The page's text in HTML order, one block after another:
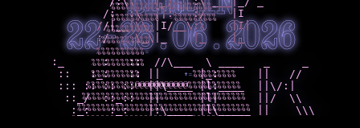
########@%%###
########%######
#### * **+
##@# ###
.######*
### ...
## @@%%###
#####**########%%%.
#############%%@@%@
#############%%%####-
* # # # # # # # ######% # # # # ##
             /:  :\  ||:   :/    |I
            //|__|\\ |I/__\:\    |I|
            :/    \_\|_    |_    |_
     :_      :   ::  //\___  \ ____   _     _
      ::   :_:   :: ||      |_:      ||   //
      ::: :: :: ::  ||\____ |l:____  ||\/:|
       ::_/  ::_::  ||      |l|      ||/  \\
        :_:   :_:   |:\____ |l\_____ ||    \\\
22-28.06.2026